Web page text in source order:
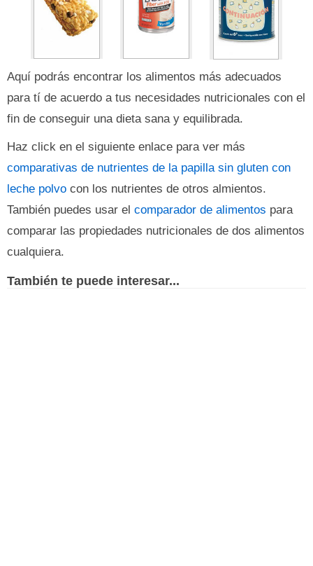
Aquí podrás encontrar los alimentos más adecuados
para tí de acuerdo a tus necesidades nutricionales con el
fin de conseguir una dieta sana y equilibrada.
Haz click en el siguiente enlace para ver más
comparativas de nutrientes de la papilla sin gluten con
leche polvo con los nutrientes de otros almientos.
También puedes usar el comparador de alimentos para
comparar las propiedades nutricionales de dos alimentos
cualquiera.
También te puede interesar...